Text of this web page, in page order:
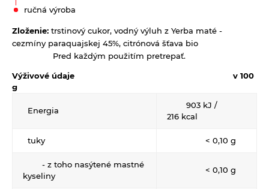
Tašky, vrecká
Vankúše
ručná výroba
Zloženie: trstinový cukor, vodný výluh z Yerba maté -
cezmíny paraquajskej 45%, citrónová šťava bio
Pred každým použitím pretrepať.
Výživové údaje v 100
g
Energia
903 kJ /
216 kcal
tuky < 0,10 g
- z toho nasýtené mastné
kyseliny
< 0,10 g